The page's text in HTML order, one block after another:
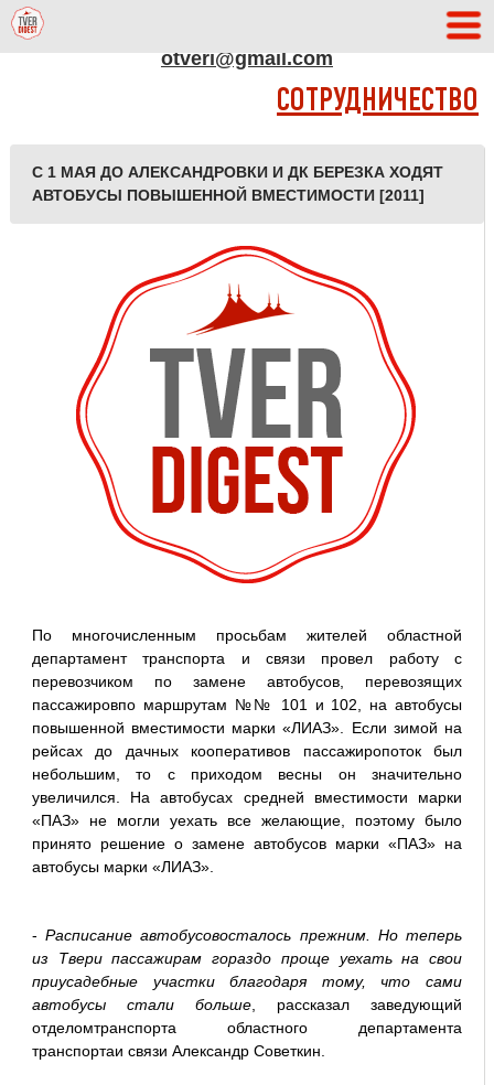
otveri@gmail.com
СОТРУДНИЧЕСТВО
С 1 МАЯ ДО АЛЕКСАНДРОВКИ И ДК БЕРЕЗКА ХОДЯТ
АВТОБУСЫ ПОВЫШЕННОЙ ВМЕСТИМОСТИ [2011]
По многочисленным просьбам жителей областной
департамент транспорта и связи провел работу с
перевозчиком по замене автобусов, перевозящих
пассажировпо маршрутам №№ 101 и 102, на автобусы
повышенной вместимости марки «ЛИАЗ». Если зимой на
рейсах до дачных кооперативов пассажиропоток был
небольшим, то с приходом весны он значительно
увеличился. На автобусах средней вместимости марки
«ПАЗ» не могли уехать все желающие, поэтому было
принято решение о замене автобусов марки «ПАЗ» на
автобусы марки «ЛИАЗ».
-Расписание автобусовосталось прежним. Но теперь
из Твери пассажирам гораздо проще уехать на свои
приусадебные участки благодаря тому, что сами
автобусы стали больше , рассказал заведующий
отделомтранспорта областного департамента
транспортаи связи Александр Советкин.